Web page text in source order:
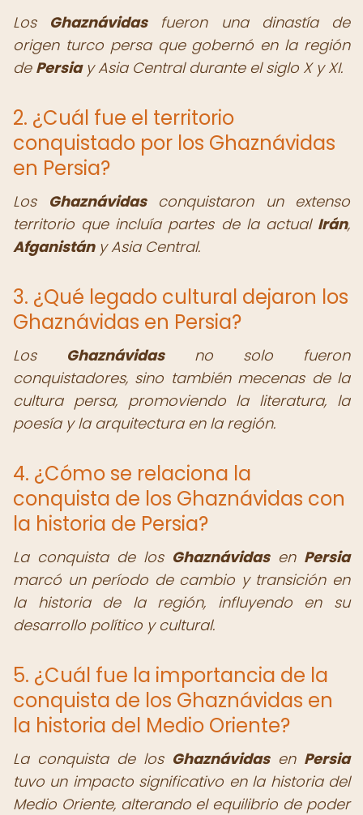
Los Ghaznávidasfueron una dinastía de
origen turco persa que gobernó en la región
de Persiay Asia Central durante el siglo X y XI.
2. ¿Cuál fue el territorio
conquistado por los Ghaznávidas
en Persia?
Los Ghaznávidasconquistaron un extenso
territorio que incluía partes de la actual Irán,
Afganistány Asia Central.
3. ¿Qué legado cultural dejaron los
Ghaznávidas en Persia?
Los Ghaznávidasno solo fueron
conquistadores, sino también mecenas de la
cultura persa, promoviendo la literatura, la
poesía y la arquitectura en la región.
4. ¿Cómo se relaciona la
conquista de los Ghaznávidas con
la historia de Persia?
La conquista de los Ghaznávidasen Persia
marcó un período de cambio y transición en
la historia de la región, influyendo en su
desarrollo político y cultural.
5. ¿Cuál fue la importancia de la
conquista de los Ghaznávidas en
la historia del Medio Oriente?
La conquista de los Ghaznávidasen Persia
tuvo un impacto significativo en la historia del
Medio Oriente, alterando el equilibrio de poder